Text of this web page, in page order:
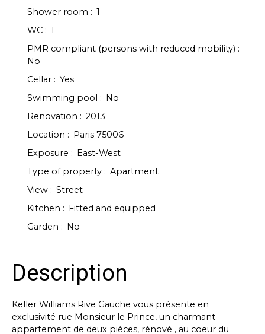
Shower room : 1
WC : 1
PMR compliant (persons with reduced mobility) :
No
Cellar : Yes
Swimming pool :
No
Renovation : 2013
Location :
Paris 75006
Exposure :
East-West
Type of property : Apartment
View : Street
Kitchen :
Fitted and equipped
Garden : No
Description
Keller Williams Rive Gauche vous présente en
exclusivité rue Monsieur le Prince, un charmant
appartement de deux pièces, rénové , au coeur du